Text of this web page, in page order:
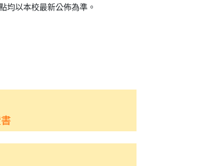
均以本校最新公佈為準。